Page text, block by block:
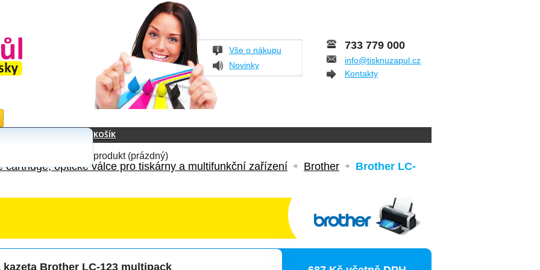
Vše o nákupu
Novinky
733 779 000
info@tisknuzapul.cz
Kontakty
KOŠÍK
produkt (prázdný)
cartridge, optické válce pro tiskárny a multifunkční zařízení Brother
Brother LC-
Brother LC-123 multipack